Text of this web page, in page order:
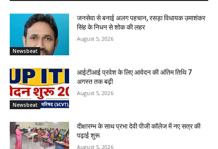
Newsbeat
जनसेवा से बनाई अलग पहचान, रसड़ा विधायक उमाशंकर
सिंह के निधन से शोक की लहर
August 5, 2026
Newsbeat
आईटीआई प्रवेश के लिए आवेदन की अंतिम तिथि 7
अगस्त तक बढ़ी
August 5, 2026
दीक्षारम्भ के साथ प्रभा देवी पीजी कॉलेज में नए सत्र की
पढ़ाई शुरू
August 5, 2026